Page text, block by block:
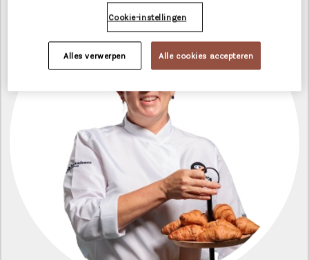
Cookie-instellingen
Alles verwerpen Alle cookies accepteren